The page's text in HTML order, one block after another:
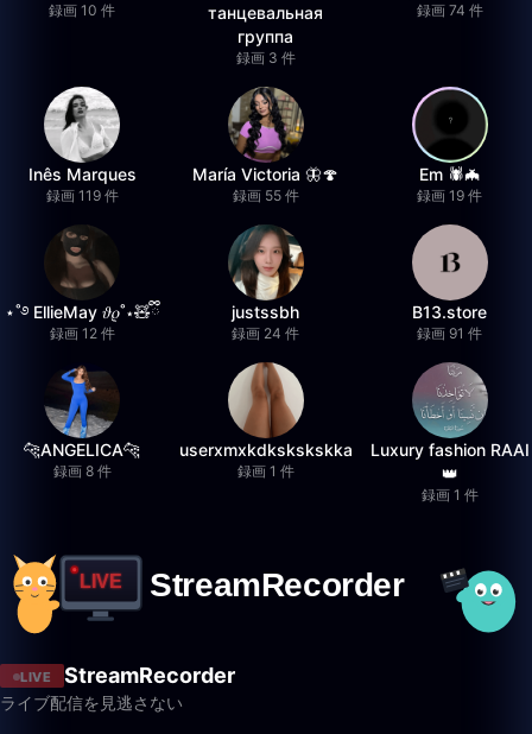
録画 10 件
танцевальная
группа
録画 3 件
録画 74 件
Inês Marques
録画 119 件
María Victoria 🦋🍄
録画 55 件
Em 🕷️🦇
録画 19 件
⋆˚࿔ EllieMay 𝜗𝜚˚⋆🧸ྀི
録画 12 件
justssbh
録画 24 件
B13.store
録画 91 件
🐆ANGELICA🐆
録画 8 件
userxmxkdkskskskka
録画 1 件
Luxury fashion RAAI
👑
録画 1 件
LIVE StreamRecorder
ライブ配信を見逃さない